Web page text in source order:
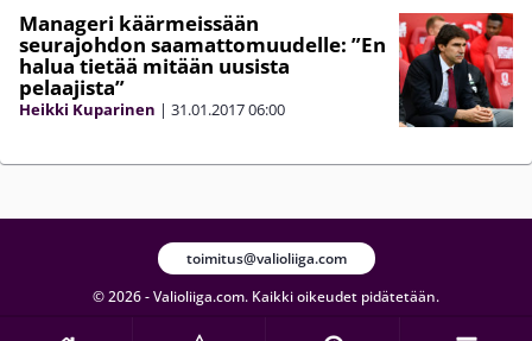
Manageri käärmeissään
seurajohdon saamattomuudelle: ”En
halua tietää mitään uusista
pelaajista”
Heikki Kuparinen | 31.01.201706:00
© 2026 - Valioliiga.com. Kaikki oikeudet pidätetään.
toimitus@valioliiga.com